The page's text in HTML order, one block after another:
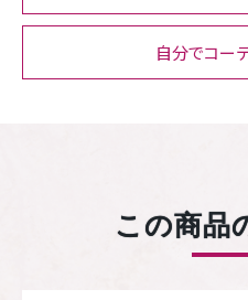
自分でコー
この商品